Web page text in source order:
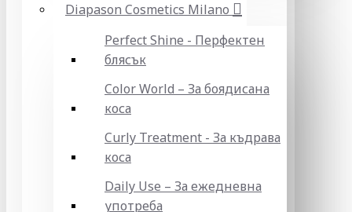
Diapason Cosmetics Milano
Perfect Shine - Перфектен
блясък
Color World – За боядисана
коса
Curly Treatment - За къдрава
коса
Daily Use – За ежедневна
употреба